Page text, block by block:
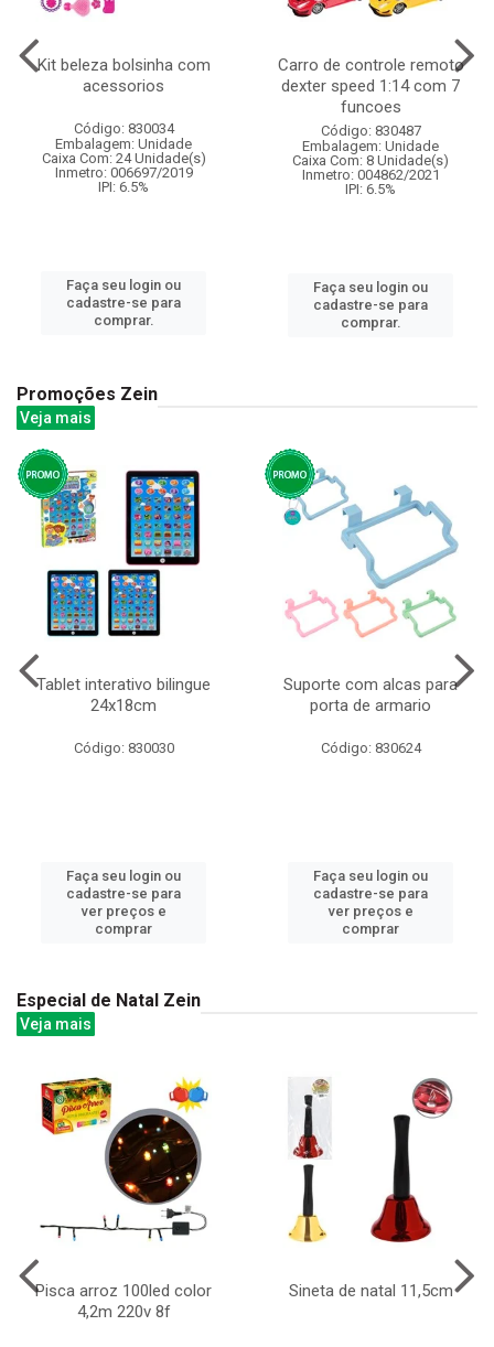
Kit beleza bolsinha com
acessorios
Código: 830034
Embalagem: Unidade
Caixa Com: 24 Unidade(s)
Inmetro: 006697/2019
IPI: 6.5%
Faça seu login ou
cadastre-se para
comprar.
Carro de controle remoto
dexter speed 1:14 com 7
funcoes
Código: 830487
Embalagem: Unidade
Caixa Com: 8 Unidade(s)
Inmetro: 004862/2021
IPI: 6.5%
Faça seu login ou
cadastre-se para
comprar.
Promoções Zein
Veja mais
Tablet interativo bilingue
24x18cm
Código: 830030
Faça seu login ou
cadastre-se para
ver preços e
comprar
Suporte com alcas para
porta de armario
Código: 830624
Faça seu login ou
cadastre-se para
ver preços e
comprar
Especial de Natal Zein
Veja mais
Pisca arroz 100led color
4,2m 220v 8f
Sineta de natal 11,5cm